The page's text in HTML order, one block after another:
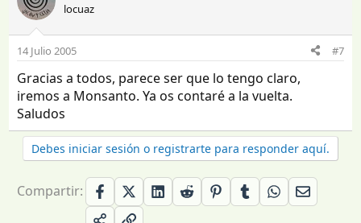
locuaz
14 Julio 2005 #7
Gracias a todos, parece ser que lo tengo claro,
iremos a Monsanto. Ya os contaré a la vuelta.
Saludos
Debes iniciar sesión o registrarte para responder aquí.
Compartir: